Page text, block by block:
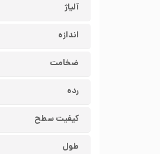
آلیاژ
اندازه
ضخامت
رده
کیفیت سطح
طول